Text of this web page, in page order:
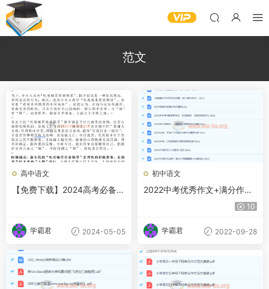
范文
高中语文
【免费下载】2024高考必备
学霸君 2024-05-05
初中语文
2022中考优秀作文+满分作文
10
学霸君 2022-09-28